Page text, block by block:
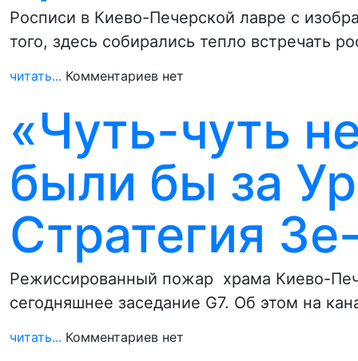
Росписи в Киево-Печерской лавре с
того, здесь собирались тепло встречать
читать... Комментариев нет
«Чуть-чуть
были бы за
Стратегия
Режиссированный пожар храма Киево-
сегодняшнее заседание G7. Об этом на
читать... Комментариев нет